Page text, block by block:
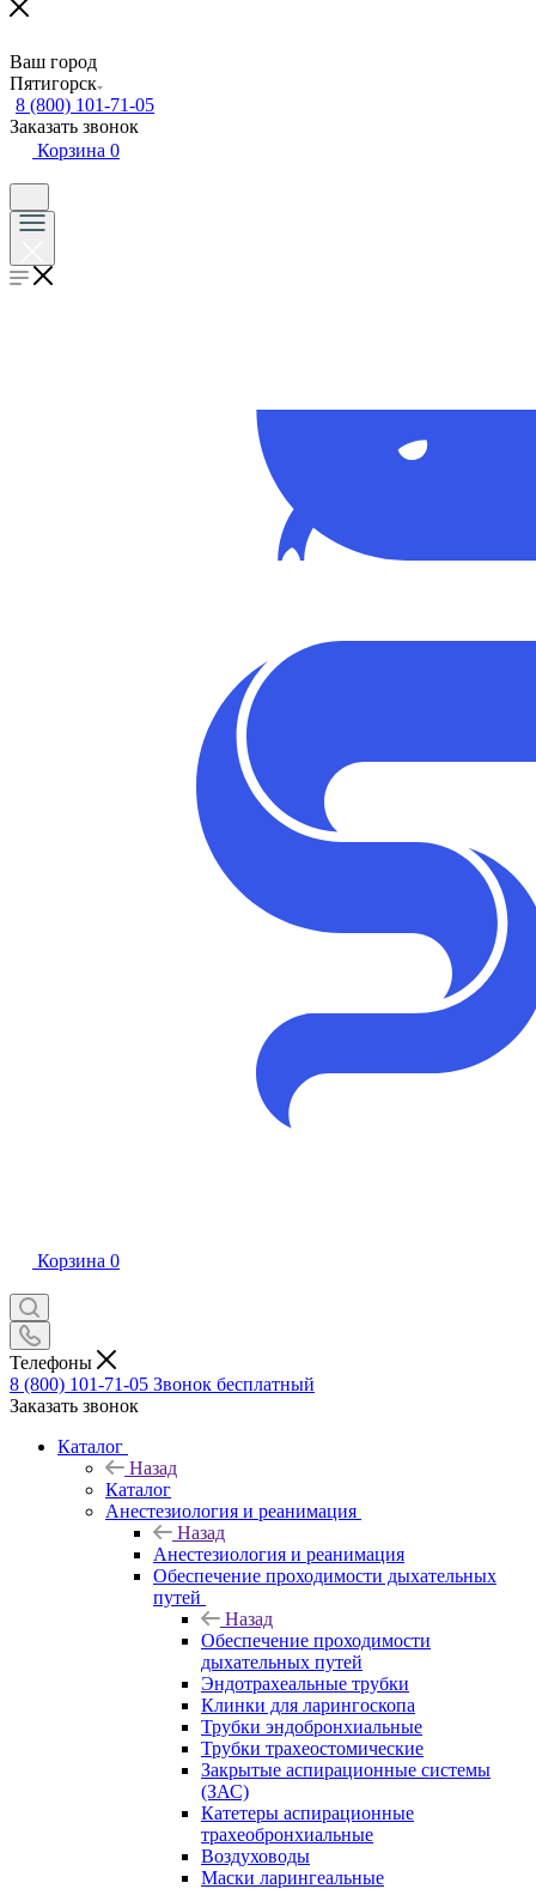
Ваш город
Пятигорск
8 (800) 101-71-05
Заказать звонок
Корзина 0
Корзина 0
Телефоны
8 (800) 101-71-05 Звонок бесплатный
Заказать звонок
Каталог
Назад
Каталог
Анестезиология и реанимация
Назад
Анестезиология и реанимация
Обеспечение проходимости дыхательных
путей
Назад
Обеспечение проходимости
дыхательных путей
Эндотрахеальные трубки
Клинки для ларингоскопа
Трубки эндобронхиальные
Трубки трахеостомические
Закрытые аспирационные системы
(ЗАС)
Катетеры аспирационные
трахеобронхиальные
Воздуховоды
Маски ларингеальные